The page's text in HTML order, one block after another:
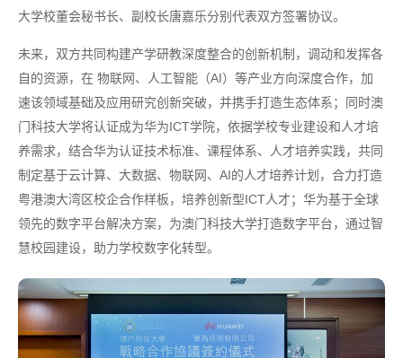
大学校董会秘书长、副校长唐嘉乐分别代表双方签署协议。
未来，双方共同构建产学研教深度整合的创新机制，调动和发挥各
自的资源，在 物联网、人工智能（AI）等产业方向深度合作，加
速该领域基础及应用研究创新突破，并携手打造生态体系；同时澳
门科技大学将认证成为华为ICT学院，依据学校专业建设和人才培
养需求，结合华为认证技术标准、课程体系、人才培养实践，共同
制定基于云计算、大数据、物联网、AI的人才培养计划，合力打造
粤港澳大湾区校企合作样板，培养创新型ICT人才；华为基于全球
领先的数字平台解决方案，为澳门科技大学打造数字平台，通过智
慧校园建设，助力学校数字化转型。